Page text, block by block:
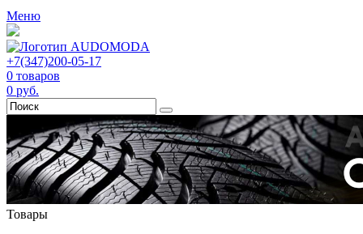
Меню
+7(347)200-05-17
0 товаров
0 руб.
Товары